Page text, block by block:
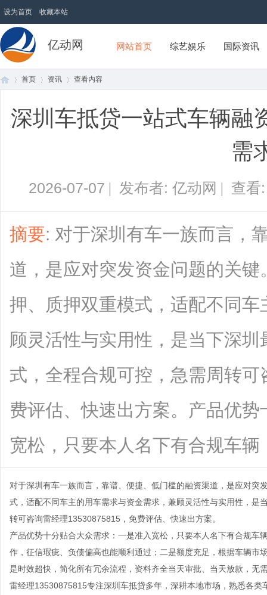
设为首页 收藏本站
亿动网 网站首页 综艺娱乐 国际资讯
首页
›
资讯 查看内容
深圳车抵贷一站式车辆融
需
2026-07-07 | 发布者: 亿动网 | 查
摘要: 对于深圳有车一族而言，
道，是应对突发资金问题的关
押、质押双重模式，适配不同
顾灵活性与实用性，是当下深
式，全程合规可控，急需周转
费评估、快速出方案。产品优
宽松，只要本人名下有合规车辆
对于深圳有车一族而言，靠谱、便捷、低门槛的融资渠道，是应对
式，适配不同车主的用车需求与资金需求，兼顾灵活性与实用性，是
转可咨询雷经理13530875815，免费评估、快速出方案。
产品优势十分贴合大众需求：一是准入宽松，只要本人名下有合规
作，征信瑕疵、负债偏高也能顺利通过；二是额度充足，根据车辆市
是时效超快，简化所有冗余流程，资料齐全当天审批、当天放款，无
雷经理13530875815专注深圳车抵贷多年，深耕本地市场，熟悉各